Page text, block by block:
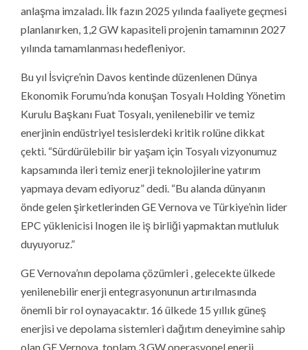
anlaşma imzaladı. İlk fazın 2025 yılında faaliyete geçmesi
planlanırken, 1,2 GW kapasiteli projenin tamamının 2027
yılında tamamlanması hedefleniyor.
Bu yıl İsviçre’nin Davos kentinde düzenlenen Dünya
Ekonomik Forumu’nda konuşan Tosyalı Holding Yönetim
Kurulu Başkanı Fuat Tosyalı, yenilenebilir ve temiz
enerjinin endüstriyel tesislerdeki kritik rolüne dikkat
çekti. “Sürdürülebilir bir yaşam için Tosyalı vizyonumuz
kapsamında ileri temiz enerji teknolojilerine yatırım
yapmaya devam ediyoruz” dedi. “Bu alanda dünyanın
önde gelen şirketlerinden GE Vernova ve Türkiye’nin lider
EPC yüklenicisi Inogen ile iş birliği yapmaktan mutluluk
duyuyoruz.”
GE Vernova’nın depolama çözümleri , gelecekte ülkede
yenilenebilir enerji entegrasyonunun artırılmasında
önemli bir rol oynayacaktır. 16 ülkede 15 yıllık güneş
enerjisi ve depolama sistemleri dağıtım deneyimine sahip
olan GE Vernova, toplam 3 GW operasyonel enerji